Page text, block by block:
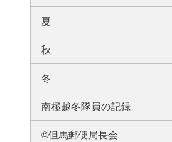
夏
秋
冬
南極越冬隊員の記録
©但馬郵便局長会